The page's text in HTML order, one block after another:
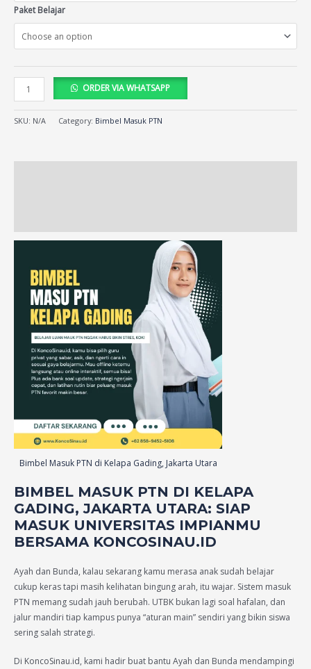
Paket Belajar
ORDER VIA WHATSAPP
SKU: N/A Category: Bimbel Masuk PTN
Bimbel Masuk PTN di Kelapa Gading, Jakarta Utara
BIMBEL MASUK PTN DI KELAPA
GADING, JAKARTA UTARA: SIAP
MASUK UNIVERSITAS IMPIANMU
BERSAMA KONCOSINAU.ID
Ayah dan Bunda, kalau sekarang kamu merasa anak sudah belajar
cukup keras tapi masih kelihatan bingung arah, itu wajar. Sistem masuk
PTN memang sudah jauh berubah. UTBK bukan lagi soal hafalan, dan
jalur mandiri tiap kampus punya “aturan main” sendiri yang bikin siswa
sering salah strategi.
Di KoncoSinau.id, kami hadir buat bantu Ayah dan Bunda mendampingi